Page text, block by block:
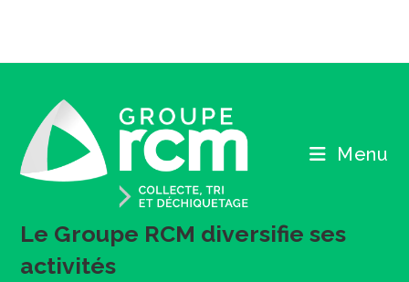
Menu
Le Groupe RCM diversifie ses
activités